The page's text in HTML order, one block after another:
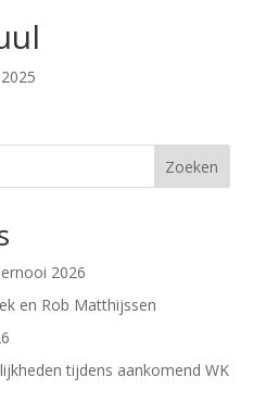
Zoeken
2026
en Rob Matthijssen
tijdens aankomend WK